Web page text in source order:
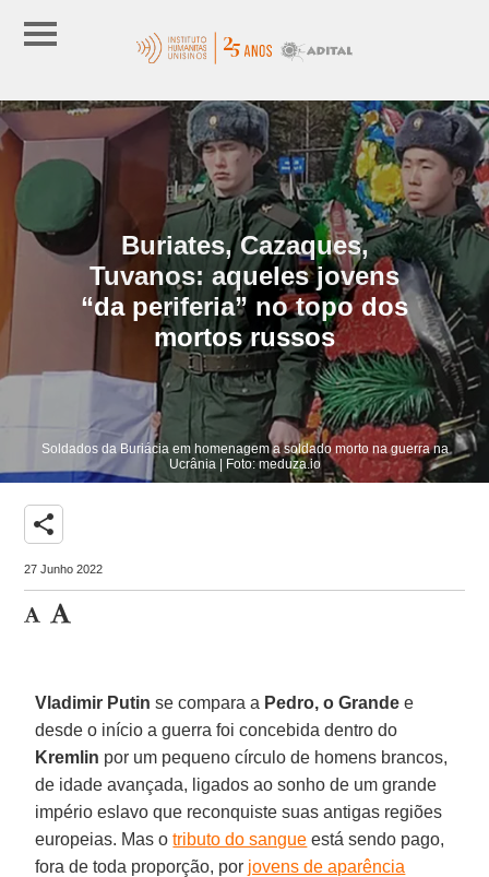
Buriates, Cazaques,
Tuvanos: aqueles jovens
“da periferia” no topo dos
mortos russos
Soldados da Buriácia em homenagem a soldado morto na guerra na
Ucrânia | Foto: meduza.io
share
27 Junho 2022
Vladimir Putin se compara a Pedro, o Grande e
desde o início a guerra foi concebida dentro do
Kremlin por um pequeno círculo de homens brancos,
de idade avançada, ligados ao sonho de um grande
império eslavo que reconquiste suas antigas regiões
europeias. Mas otributo do sangue está sendo pago,
fora de toda proporção, por jovens de aparência